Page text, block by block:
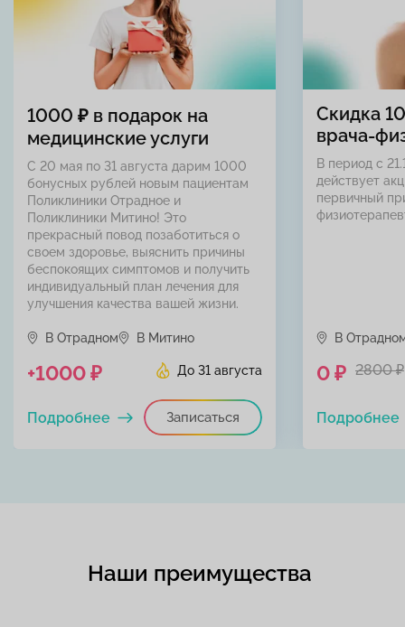
1000 ₽ в подарок на
медицинские услуги
С 20 мая по 31 августа дарим 1000
бонусных рублей новым пациентам
Поликлиники Отрадное и
Поликлиники Митино! Это
прекрасный повод позаботиться о
своем здоровье, выяснить причины
беспокоящих симптомов и получить
индивидуальный план лечения для
улучшения качества вашей жизни.
В Отрадном В Митино
До 31 августа
+1000 ₽
Записаться
Подробнее
Скидка
врача-
В период с
действует
первичный
В
0 ₽ 2800 ₽
Подробнее
Наши преимущества